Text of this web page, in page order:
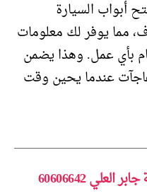
أبواب السيارة
مما يوفر لك معلومات
بأي عمل. وهذا يضمن
عندما يحين وقت
60606642